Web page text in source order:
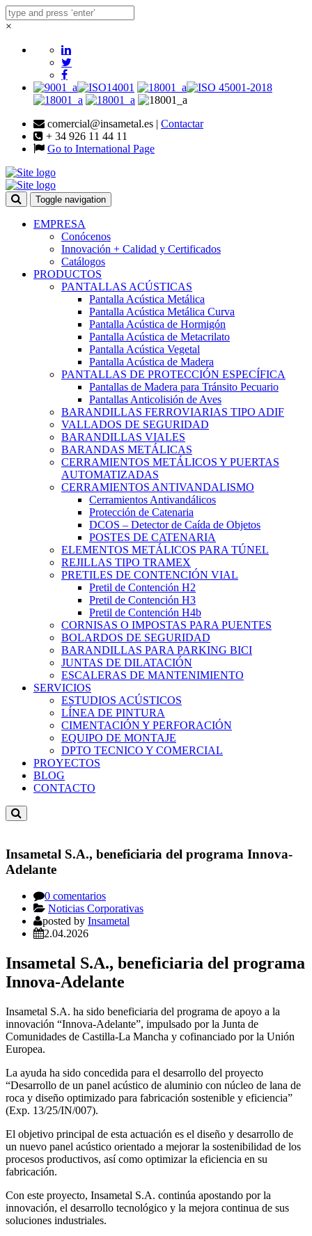
×
comercial@insametal.es | Contactar
+ 34 926 11 44 11
Go to International Page
Toggle navigation
EMPRESA
Conócenos
Innovación + Calidad y Certificados
Catálogos
PRODUCTOS
PANTALLAS ACÚSTICAS
Pantalla Acústica Metálica
Pantalla Acústica Metálica Curva
Pantalla Acústica de Hormigón
Pantalla Acústica de Metacrilato
Pantalla Acústica Vegetal
Pantalla Acústica de Madera
PANTALLAS DE PROTECCIÓN ESPECÍFICA
Pantallas de Madera para Tránsito Pecuario
Pantallas Anticolisión de Aves
BARANDILLAS FERROVIARIAS TIPO ADIF
VALLADOS DE SEGURIDAD
BARANDILLAS VIALES
BARANDAS METÁLICAS
CERRAMIENTOS METÁLICOS Y PUERTAS
AUTOMATIZADAS
CERRAMIENTOS ANTIVANDALISMO
Cerramientos Antivandálicos
Protección de Catenaria
DCOS – Detector de Caída de Objetos
POSTES DE CATENARIA
ELEMENTOS METÁLICOS PARA TÚNEL
REJILLAS TIPO TRAMEX
PRETILES DE CONTENCIÓN VIAL
Pretil de Contención H2
Pretil de Contención H3
Pretil de Contención H4b
CORNISAS O IMPOSTAS PARA PUENTES
BOLARDOS DE SEGURIDAD
BARANDILLAS PARA PARKING BICI
JUNTAS DE DILATACIÓN
ESCALERAS DE MANTENIMIENTO
SERVICIOS
ESTUDIOS ACÚSTICOS
LÍNEA DE PINTURA
CIMENTACIÓN Y PERFORACIÓN
EQUIPO DE MONTAJE
DPTO TECNICO Y COMERCIAL
PROYECTOS
BLOG
CONTACTO
Insametal S.A., beneficiaria del programa Innova-
Adelante
0 comentarios
Noticias Corporativas
posted by Insametal
2.04.2026
Insametal S.A., beneficiaria del programa
Innova-Adelante
Insametal S.A. ha sido beneficiaria del programa de apoyo a la
innovación “Innova-Adelante”, impulsado por la Junta de
Comunidades de Castilla-La Mancha y cofinanciado por la Unión
Europea.
La ayuda ha sido concedida para el desarrollo del proyecto
“Desarrollo de un panel acústico de aluminio con núcleo de lana de
roca y diseño optimizado para fabricación sostenible y eficiencia”
(Exp. 13/25/IN/007).
El objetivo principal de esta actuación es el diseño y desarrollo de
un nuevo panel acústico orientado a mejorar la sostenibilidad de los
procesos productivos, así como optimizar la eficiencia en su
fabricación.
Con este proyecto, Insametal S.A. continúa apostando por la
innovación, el desarrollo tecnológico y la mejora continua de sus
soluciones industriales.